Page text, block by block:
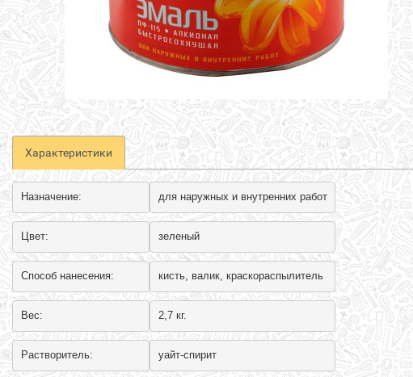
Характеристики
Назначение: для наружных и внутренних работ
Цвет: зеленый
Способ нанесения: кисть, валик, краскораспылитель
Вес: 2,7 кг.
Растворитель: уайт-спирит